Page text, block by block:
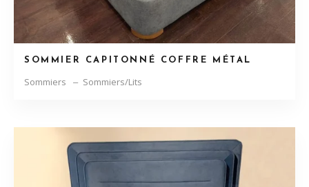
SOMMIER CAPITONNÉ COFFRE MÉTAL
Sommiers Sommiers/Lits